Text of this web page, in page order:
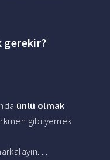
gerekir?
ünlü olmak
gibi yemek
...